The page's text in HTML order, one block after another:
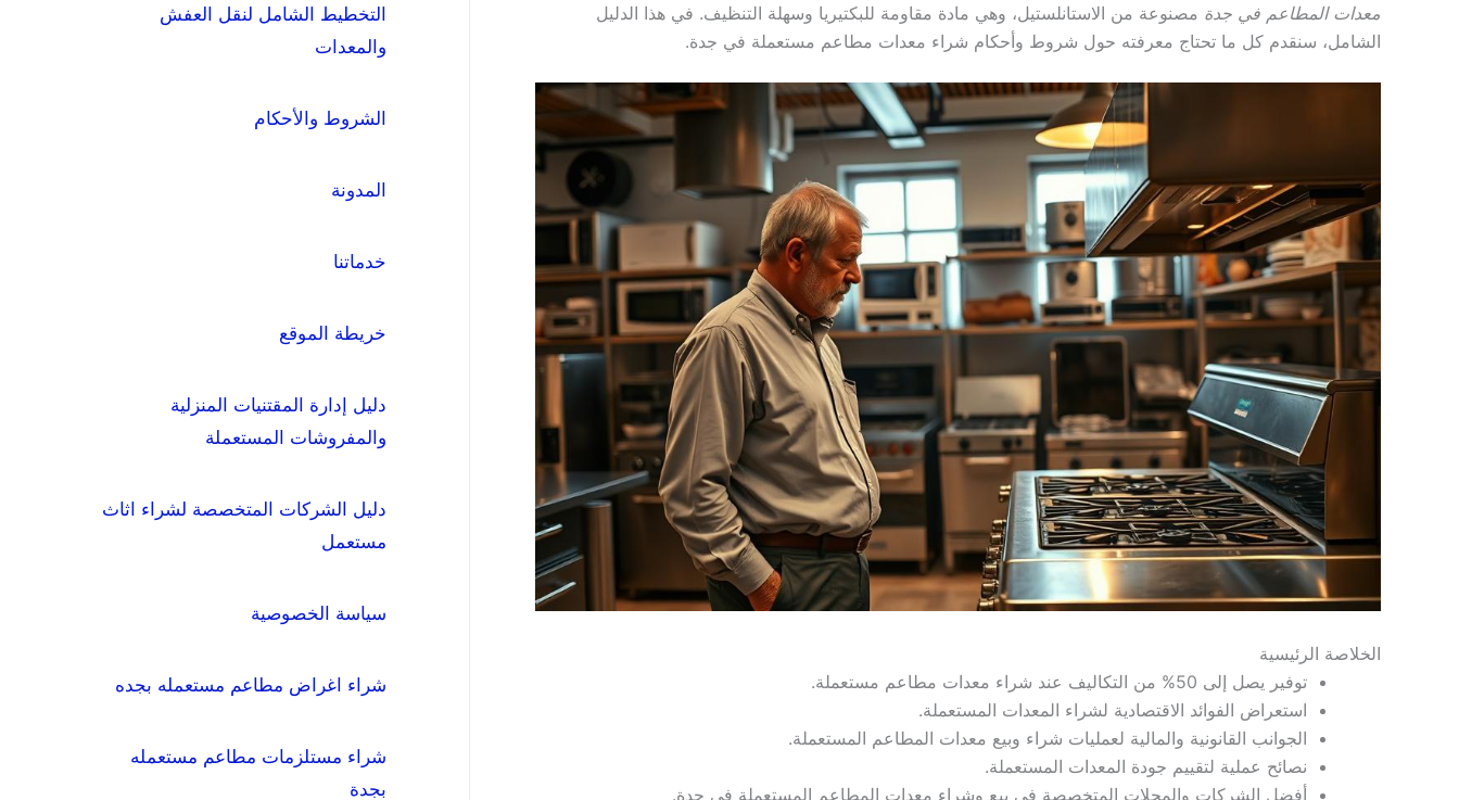
معدات المطاعم في جدة مصنوعة من الاستانلستيل، وهي مادة مقاومة للبكتيريا وسهلة التنظيف. في هذا الدليل
الشامل، سنقدم كل ما تحتاج معرفته حول شروط وأحكام شراء معدات مطاعم مستعملة في جدة.
الخلاصة الرئيسية
توفير يصل إلى 50% من التكاليف عند شراء معدات مطاعم مستعملة.
استعراض الفوائد الاقتصادية لشراء المعدات المستعملة.
الجوانب القانونية والمالية لعمليات شراء وبيع معدات المطاعم المستعملة.
نصائح عملية لتقييم جودة المعدات المستعملة.
أفضل الشركات والمحلات المتخصصة في بيع وشراء معدات المطاعم المستعملة في جدة.
التخطيط الشامل لنقل العفش
والمعدات
الشروط والأحكام
المدونة
خدماتنا
خريطة الموقع
دليل إدارة المقتنيات المنزلية
والمفروشات المستعملة
دليل الشركات المتخصصة لشراء اثاث
مستعمل
سياسة الخصوصية
شراء اغراض مطاعم مستعمله بجده
شراء مستلزمات مطاعم مستعمله
بجدة